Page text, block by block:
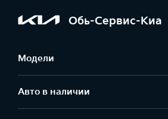
Обь-Сервис-Киа
Модели
Авто в наличии